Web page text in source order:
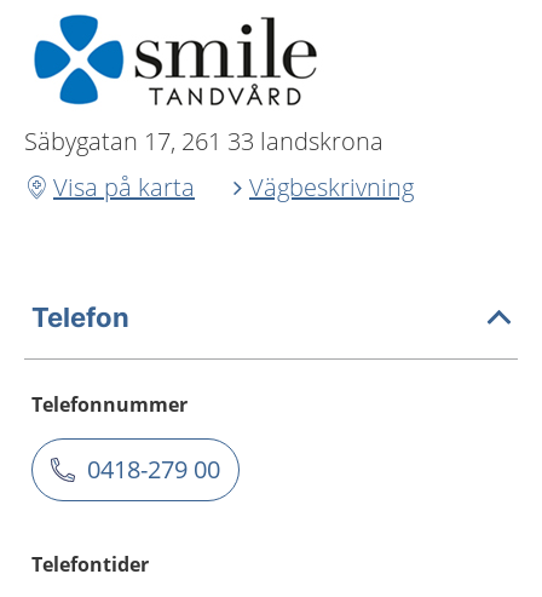
Säbygatan 17, 261 33 landskrona
Visa på karta
Vägbeskrivning
Telefon
Telefonnummer
0418-279 00
Telefontider